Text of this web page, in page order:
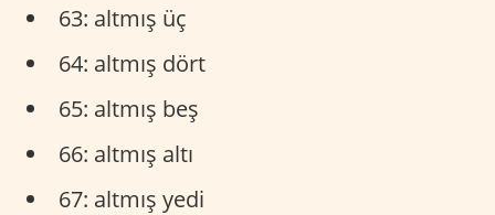
63: altmış üç
64: altmış dört
65: altmış beş
66: altmış altı
67: altmış yedi